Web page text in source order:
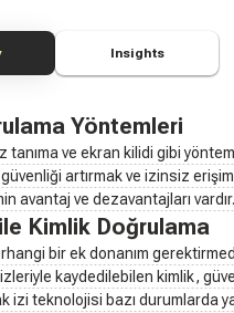
Insights
Yöntemleri
tanıma ve ekran kilidi gibi
artırmak ve izinsiz
avantaj ve dezavantajları vardır.
Kimlik Doğrulama
bir ek donanım
izleriyle kaydedilebilen kimlik,
izi teknolojisi bazı durumlarda